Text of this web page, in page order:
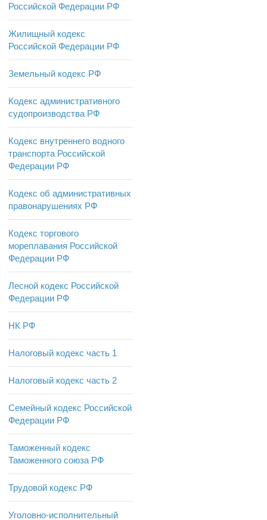
Российской Федерации РФ
Жилищный кодекс
Российской Федерации РФ
Земельный кодекс РФ
Кодекс административного
судопроизводства РФ
Кодекс внутреннего водного
транспорта Российской
Федерации РФ
Кодекс об административных
правонарушениях РФ
Кодекс торгового
мореплавания Российской
Федерации РФ
Лесной кодекс Российской
Федерации РФ
НК РФ
Налоговый кодекс часть 1
Налоговый кодекс часть 2
Семейный кодекс Российской
Федерации РФ
Таможенный кодекс
Таможенного союза РФ
Трудовой кодекс РФ
Уголовно-исполнительный